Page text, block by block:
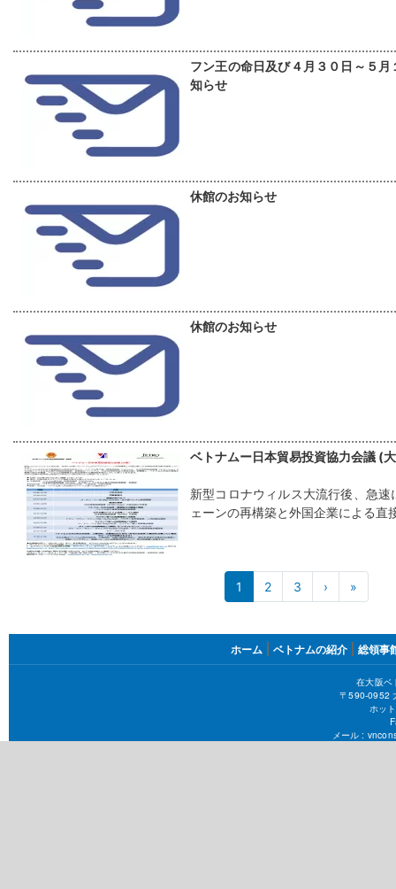
フン王の命日及び４月３０日～５
知らせ
休館のお知らせ
休館のお知らせ
ベトナムー日本貿易投資協力会議 (
新型コロナウィルス大流行後、急
ェーンの再構築と外国企業による直
ジ
送
1 2 3 ›
ペ
ジ
»
終
ー
ジ
FOOTER
MENU
ホーム ベトナムの紹介 総領事
在大阪ベ
〒590-0952
ホッ
メール :